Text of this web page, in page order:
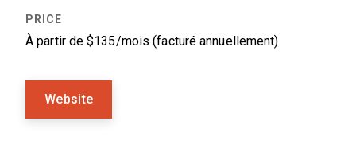
À partir de $135/mois (facturé annuellement)
Website